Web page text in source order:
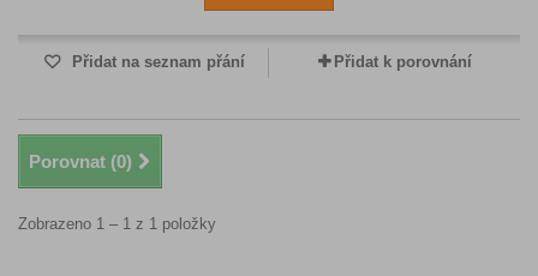
Přidat na seznam přání Přidat k porovnání
Porovnat (0)
Zobrazeno 1 – 1 z 1 položky